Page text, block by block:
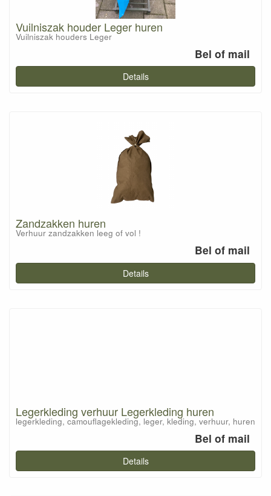
Vuilniszak houder Leger huren
Vuilniszak houders Leger
Bel of mail
Details
Zandzakken huren
Verhuur zandzakken leeg of vol !
Bel of mail
Details
Legerkleding verhuur Legerkleding huren
legerkleding, camouflagekleding, leger, kleding, verhuur, huren
Bel of mail
Details